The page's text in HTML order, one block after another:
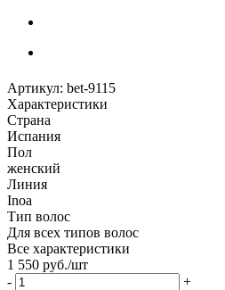
Артикул: bet-9115
Характеристики
Страна
Испания
Пол
женский
Линия
Inoa
Тип волос
Для всех типов волос
Все характеристики
1 550 руб./шт
-
+